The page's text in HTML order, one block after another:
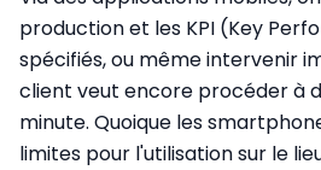
production et les KPI (Key
spécifiés, ou même intervenir
client veut encore procéder à
minute. Quoique les
limites pour l'utilisation sur le